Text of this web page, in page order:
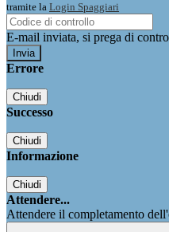
tramite la Login Spaggiari
E-mail inviata, si prega di
Errore
Chiudi
Successo
Chiudi
Informazione
Chiudi
Attendere...
Attendere il completamento